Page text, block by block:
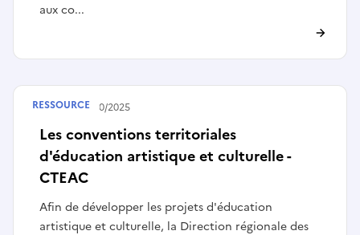
aux co...
Les conventions territoriales
d'éducation artistique et culturelle -
CTEAC
Afin de développer les projets d'éducation
artistique et culturelle, la Direction régionale des
Publié le24/10/2025
RESSOURCE